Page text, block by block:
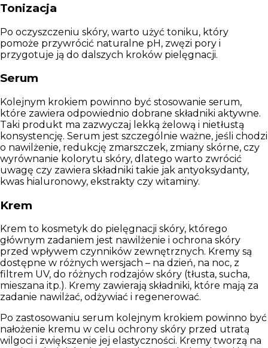
Tonizacja
Po oczyszczeniu skóry, warto użyć toniku, który
pomoże przywrócić naturalne pH, zwęzi pory i
przygotuje ją do dalszych kroków pielęgnacji.
Serum
Kolejnym krokiem powinno być stosowanie serum,
które zawiera odpowiednio dobrane składniki aktywne.
Taki produkt ma zazwyczaj lekką żelową i nietłustą
konsystencję. Serum jest szczególnie ważne, jeśli chodzi
o nawilżenie, redukcję zmarszczek, zmiany skórne, czy
wyrównanie kolorytu skóry, dlatego warto zwrócić
uwagę czy zawiera składniki takie jak antyoksydanty,
kwas hialuronowy, ekstrakty czy witaminy.
Krem
Krem to kosmetyk do pielęgnacji skóry, którego
głównym zadaniem jest nawilżenie i ochrona skóry
przed wpływem czynników zewnętrznych. Kremy są
dostępne w różnych wersjach – na dzień, na noc, z
filtrem UV, do różnych rodzajów skóry (tłusta, sucha,
mieszana itp.). Kremy zawierają składniki, które mają za
zadanie nawilżać, odżywiać i regenerować.
Po zastosowaniu serum kolejnym krokiem powinno być
nałożenie kremu w celu ochrony skóry przed utratą
wilgoci i zwiększenie jej elastyczności. Kremy tworzą na